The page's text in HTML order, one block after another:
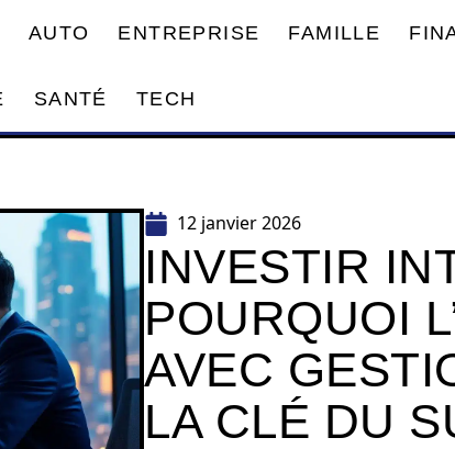
AUTO ENTREPRISE FAMILLE
SANTÉ TECH
12 janvier 2026
INVESTIR
POURQUOI
AVEC
LA CLÉ DU